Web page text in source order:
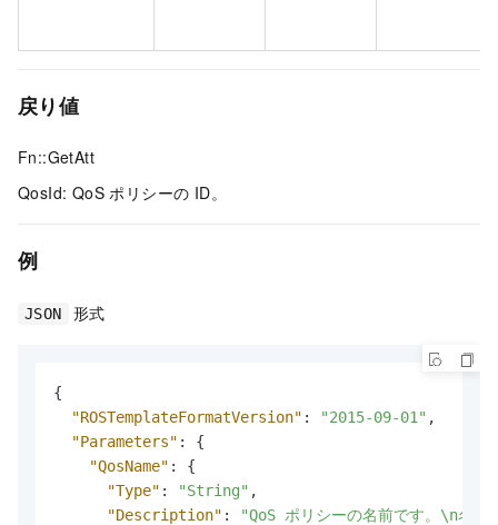
戻り値
Fn::GetAtt
QosId: QoS ポリシーの ID。
例
JSON 形式
{
"ROSTemplateFormatVersion" : "2015-09-01" ,
"Parameters" :
{
"QosName" :
{
"Type" : "String" ,
"Description" :
"QoS ポリシーの名前です。\n名前